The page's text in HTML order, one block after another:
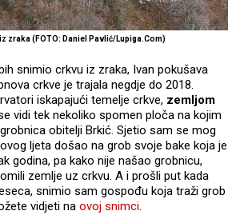
zraka (FOTO: Daniel Pavlić/Lupiga.Com)
snimio crkvu iz zraka, Ivan pokušava
crkve je trajala negdje do 2018.
iskapajući temelje crkve, zemljom
vidi tek nekoliko spomen ploča na kojim
obitelji Brkić. Sjetio sam se mog
ljeta došao na grob svoje bake koja je
godina, pa kako nije našao grobnicu,
zemlje uz crkvu. A i prošli put kada
snimio sam gospođu koja traži grob
vidjeti na ovoj snimci.